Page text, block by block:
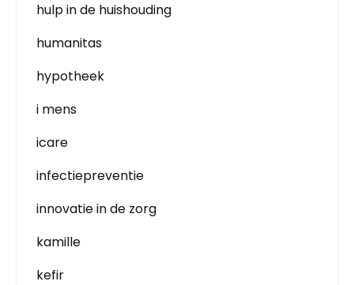
hulp in de huishouding
humanitas
hypotheek
i mens
icare
infectiepreventie
innovatie in de zorg
kamille
kefir